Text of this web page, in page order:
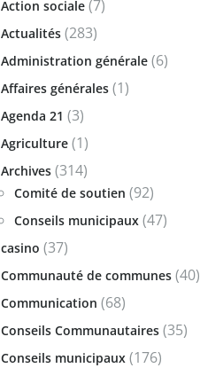
Action sociale (7)
Actualités (283)
Administration générale (6)
Affaires générales (1)
Agenda 21 (3)
Agriculture (1)
Archives (314)
Comité de soutien (92)
Conseils municipaux (47)
casino (37)
Communauté de communes (40)
Communication (68)
Conseils Communautaires (35)
Conseils municipaux (176)